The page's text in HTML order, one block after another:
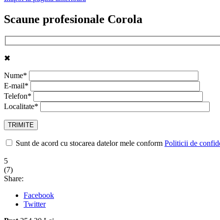
Scaune profesionale Corola
✖
Nume*
E-mail*
Telefon*
Localitate*
Sunt de acord cu stocarea datelor mele conform Politicii de
5
(7)
Share:
Facebook
Twitter